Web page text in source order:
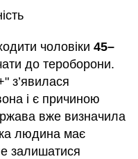
чоловіки 45–
до тероборони.
з’явилася
і є причиною
вже визначила
людина має
залишатися